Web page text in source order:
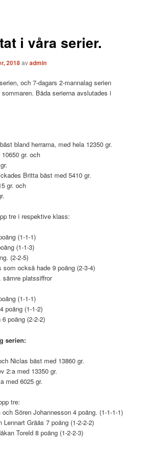
i våra serier.
2018avadmin
och 7-dagars 2-mannalag serien
Båda serierna avslutades i
bland herrarna, med hela 12350 gr.
gr. och
Britta bäst med 5410 gr.
gr. och
tre i respektive klass:
(1-1-1)
(1-1-3)
(2-2-5)
som också hade 9 poäng (2-3-4)
sämre platssiffror
(1-1-1)
poäng (1-1-2)
poäng (2-2-2)
serien:
Niclas bäst med 13860 gr.
2:a med 13350 gr.
med 6025 gr.
tre:
Sören Johannesson 4 poäng. (1-1-1-1)
Grääs 7 poäng (1-2-2-2)
Toreld 8 poäng (1-2-2-3)